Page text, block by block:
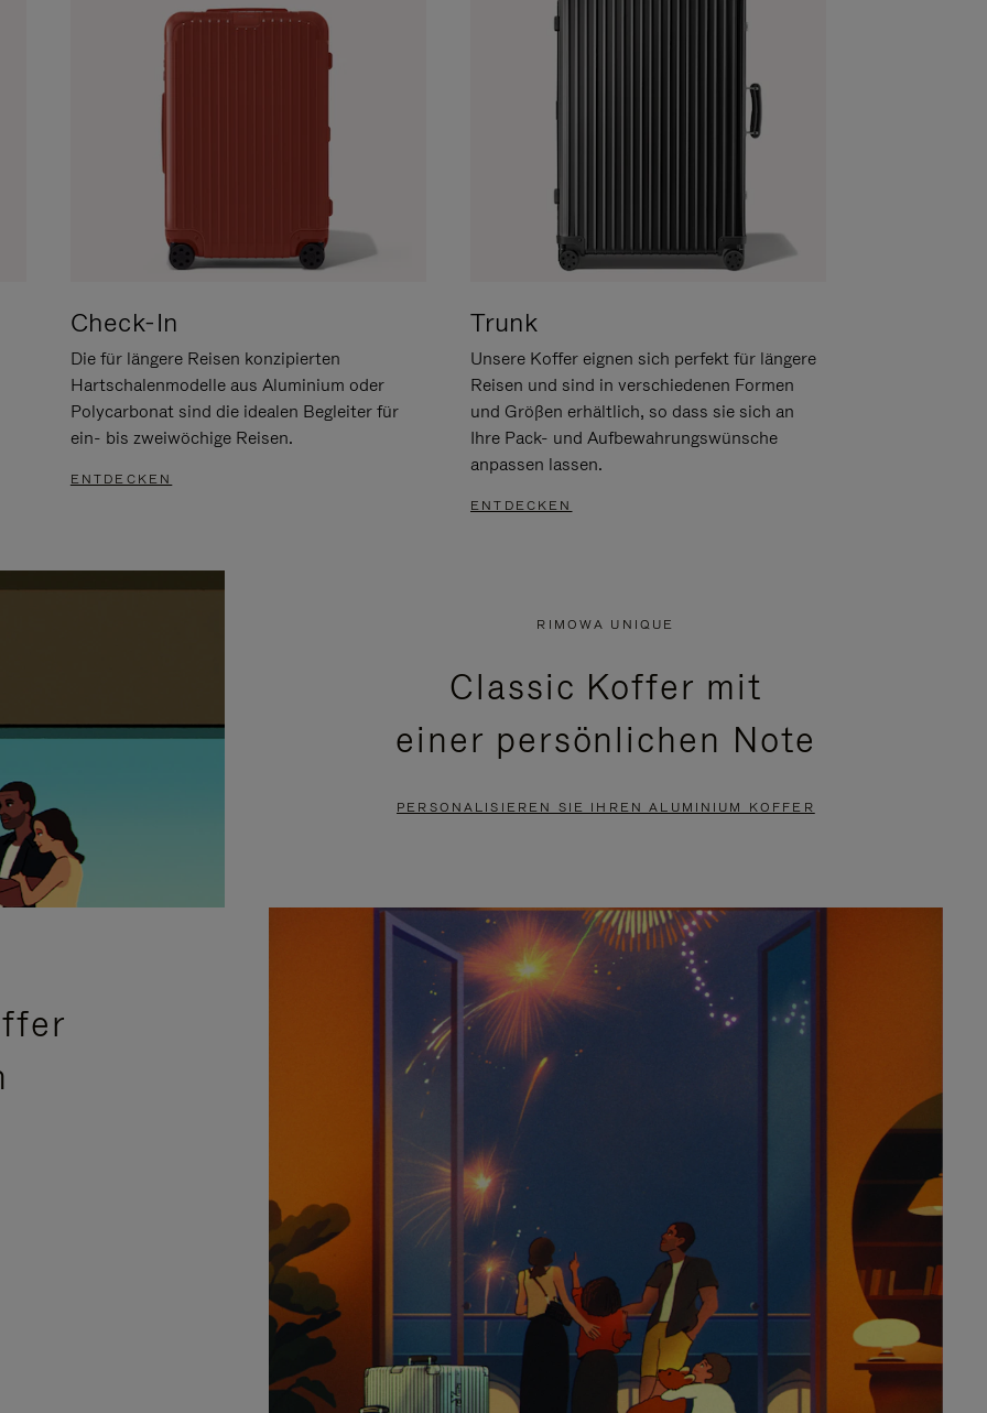
Check-In
Die für längere Reisen konzipierten
Hartschalenmodelle aus Aluminium oder
Polycarbonat sind die idealen Begleiter für
ein- bis zweiwöchige Reisen.
ENTDECKEN
Trunk
Unsere Koffer eignen sich perfekt für längere
Reisen und sind in verschiedenen Formen
und Größen erhältlich, so dass sie sich an
Ihre Pack- und Aufbewahrungswünsche
anpassen lassen.
ENTDECKEN
RIMOWA UNIQUE
Classic Koffer mit
einer persönlichen Note
PERSONALISIEREN SIE IHREN ALUMINIUM KOFFER